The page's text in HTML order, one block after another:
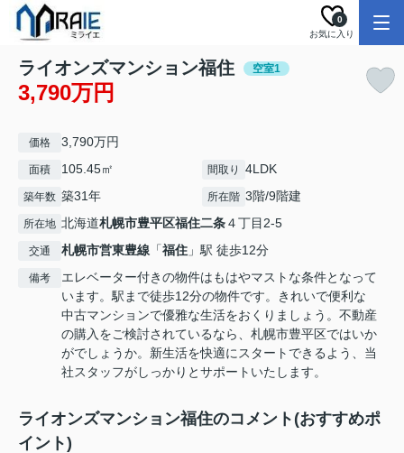
お気に入り
0
ライオンズマンション福住 空室1
3,790万円
価格 3,790万円
面積 105.45㎡ 間取り 4LDK
築年数 築31年 所在階 3階/9階建
所在地 北海道札幌市豊平区福住二条４丁目2-5
交通 札幌市営東豊線 「福住 」駅 徒歩12分
備考
エレベーター付きの物件はもはやマストな条件となって
います。駅まで徒歩12分の物件です。きれいで便利な
中古マンションで優雅な生活をおくりましょう。不動産
の購入をご検討されているなら、札幌市豊平区ではいか
がでしょうか。新生活を快適にスタートできるよう、当
社スタッフがしっかりとサポートいたします。
ライオンズマンション福住のコメント(おすすめポ
イント)